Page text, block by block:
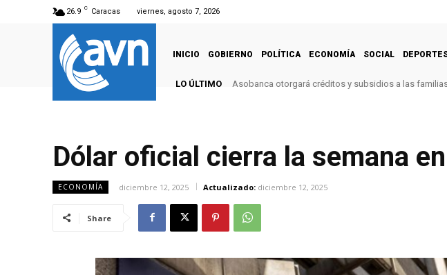
26.9 C Caracas viernes, agosto 7, 2026
INICIO GOBIERNO POLÍTICA ECONOMÍA SOCIAL
LO ÚLTIMO Asobanca otorgará créditos y subsidios a las
Dólar oficial cierra la semana
ECONOMÍA diciembre 12, 2025 Actualizado: diciembre 12, 2025
Share